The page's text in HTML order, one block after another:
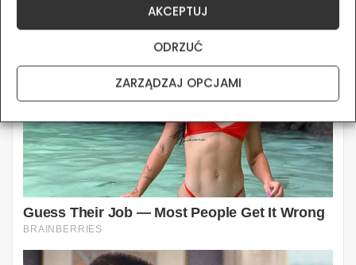
AKCEPTUJ
ODRZUĆ
ZARZĄDZAJ OPCJAMI